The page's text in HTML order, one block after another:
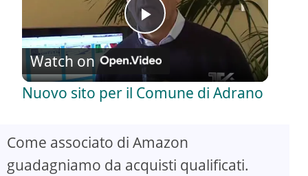
P
l
y
Watch on
Nuovo sito per il Comune di Adrano
Come associato di Amazon
guadagniamo da acquisti qualificati.